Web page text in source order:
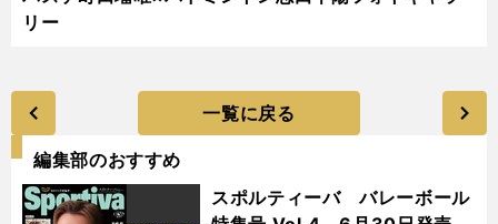
リー
一覧に戻る
編集部のおすすめ
スポルティーバ バレーボール